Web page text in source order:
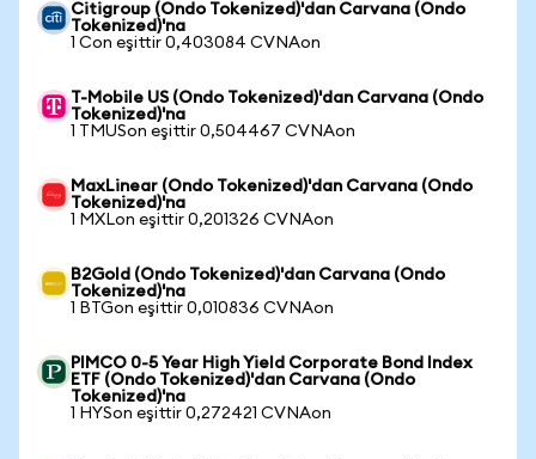
Citigroup (Ondo Tokenized)'dan Carvana (Ondo
Tokenized)'na
1 Con eşittir 0,403084 CVNAon
T-Mobile US (Ondo Tokenized)'dan Carvana (Ondo
Tokenized)'na
1 TMUSon eşittir 0,504467 CVNAon
MaxLinear (Ondo Tokenized)'dan Carvana (Ondo
Tokenized)'na
1 MXLon eşittir 0,201326 CVNAon
B2Gold (Ondo Tokenized)'dan Carvana (Ondo
Tokenized)'na
1 BTGon eşittir 0,010836 CVNAon
PIMCO 0-5 Year High Yield Corporate Bond Index
ETF (Ondo Tokenized)'dan Carvana (Ondo
Tokenized)'na
1 HYSon eşittir 0,272421 CVNAon